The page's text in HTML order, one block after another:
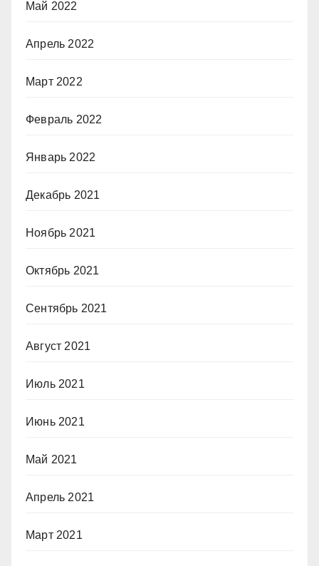
Май 2022
Апрель 2022
Март 2022
Февраль 2022
Январь 2022
Декабрь 2021
Ноябрь 2021
Октябрь 2021
Сентябрь 2021
Август 2021
Июль 2021
Июнь 2021
Май 2021
Апрель 2021
Март 2021